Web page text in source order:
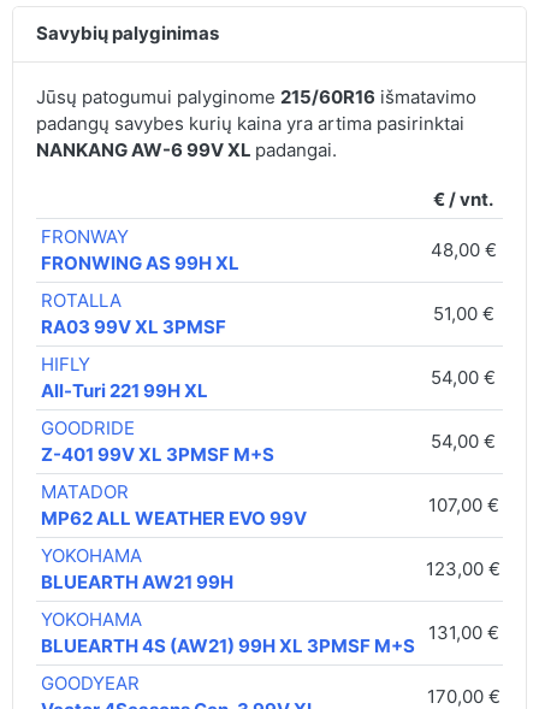
Savybių palyginimas
Jūsų patogumui palyginome 215/60R16 išmatavimo
padangų savybes kurių kaina yra artima pasirinktai
NANKANG AW-6 99V XL padangai.
€ / vnt.
FRONWAY
FRONWING AS 99H XL
48,00 €
ROTALLA
RA03 99V XL 3PMSF
51,00 €
HIFLY
All-Turi 221 99H XL
54,00 €
GOODRIDE
Z-401 99V XL 3PMSF M+S
54,00 €
MATADOR
MP62 ALL WEATHER EVO 99V
107,00 €
YOKOHAMA
BLUEARTH AW21 99H
123,00 €
YOKOHAMA
BLUEARTH 4S (AW21) 99H XL 3PMSF M+S
131,00 €
GOODYEAR
170,00 €